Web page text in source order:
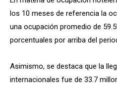
los 10 meses de referencia la
una ocupación promedio de
porcentuales por arriba del
Asimismo, se destaca que la
internacionales fue de 33.7